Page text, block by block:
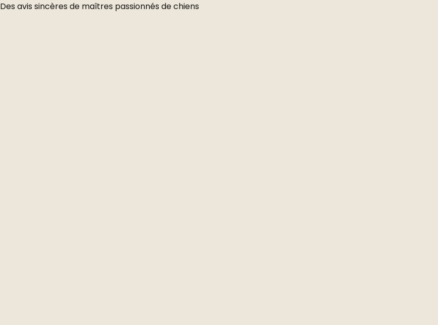
Des avis sincères de maîtres passionnés de chiens